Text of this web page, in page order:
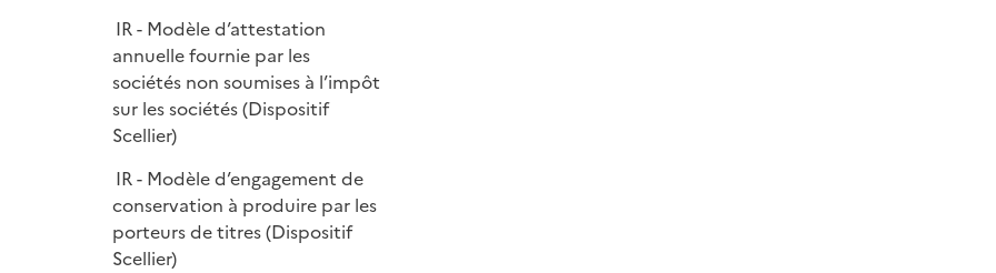
IR - Modèle d’attestation
annuelle fournie par les
sociétés non soumises à l’impôt
sur les sociétés (Dispositif
Scellier)
IR - Modèle d’engagement de
conservation à produire par les
porteurs de titres (Dispositif
Scellier)